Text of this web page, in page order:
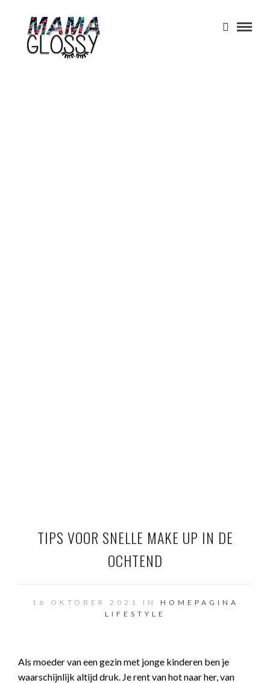
TIPS VOOR SNELLE MAKE UP IN DE
OCHTEND
16 OKTOBER 2021 IN HOMEPAGINA
LIFESTYLE
Als moeder van een gezin met jonge kinderen ben je
waarschijnlijk altijd druk. Je rent van hot naar her, van